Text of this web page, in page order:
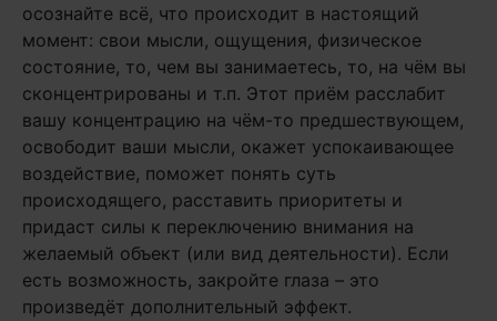
осознайте всё, что происходит в настоящий
момент: свои мысли, ощущения, физическое
состояние, то, чем вы занимаетесь, то, на чём вы
сконцентрированы и т.п. Этот приём расслабит
вашу концентрацию на чём-то предшествующем,
освободит ваши мысли, окажет успокаивающее
воздействие, поможет понять суть
происходящего, расставить приоритеты и
придаст силы к переключению внимания на
желаемый объект (или вид деятельности). Если
есть возможность, закройте глаза – это
произведёт дополнительный эффект.